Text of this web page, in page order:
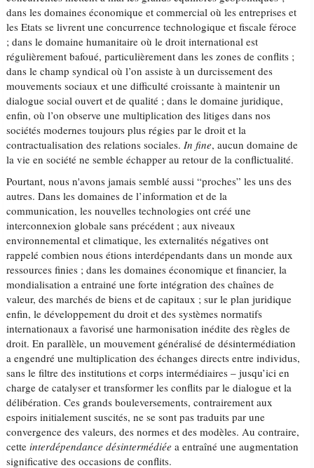
dans les domaines économique et commercial où les entreprises et
les Etats se livrent une concurrence technologique et fiscale féroce
; dans le domaine humanitaire où le droit international est
régulièrement bafoué, particulièrement dans les zones de conflits ;
dans le champ syndical où l’on assiste à un durcissement des
mouvements sociaux et une difficulté croissante à maintenir un
dialogue social ouvert et de qualité ; dans le domaine juridique,
enfin, où l’on observe une multiplication des litiges dans nos
sociétés modernes toujours plus régies par le droit et la
contractualisation des relations sociales.In fine, aucun domaine de
la vie en société ne semble échapper au retour de la conflictualité.
Pourtant, nous n'avons jamais semblé aussi “proches” les uns des
autres. Dans les domaines de l’information et de la
communication, les nouvelles technologies ont créé une
interconnexion globale sans précédent ; aux niveaux
environnemental et climatique, les externalités négatives ont
rappelé combien nous étions interdépendants dans un monde aux
ressources finies ; dans les domaines économique et financier, la
mondialisation a entrainé une forte intégration des chaînes de
valeur, des marchés de biens et de capitaux ; sur le plan juridique
enfin, le développement du droit et des systèmes normatifs
internationaux a favorisé une harmonisation inédite des règles de
droit. En parallèle, un mouvement généralisé de désintermédiation
a engendré une multiplication des échanges directs entre individus,
sans le filtre des institutions et corps intermédiaires – jusqu’ici en
charge de catalyser et transformer les conflits par le dialogue et la
délibération. Ces grands bouleversements, contrairement aux
espoirs initialement suscités, ne se sont pas traduits par une
convergence des valeurs, des normes et des modèles. Au contraire,
cetteinterdépendance désintermédiée a entraîné une augmentation
significative des occasions de conflits.